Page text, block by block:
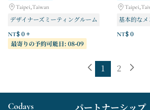
Taipei,Taiwan
デザイナーズミーティングルーム
NT$ 0 +
最寄りの予約可能日: 08-09
基本的なメ
タイヤ／ア
NT$ 0
1 2
Codays